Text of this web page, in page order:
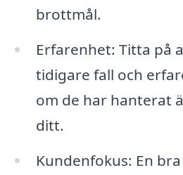
brottmål.
Erfarenhet: Titta på
tidigare fall och
om de har hanterat
ditt.
Kundenfokus: En